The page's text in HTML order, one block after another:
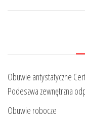
Obuwie antystatyczne
Podeszwa zewnętrzna
Obuwie robocze